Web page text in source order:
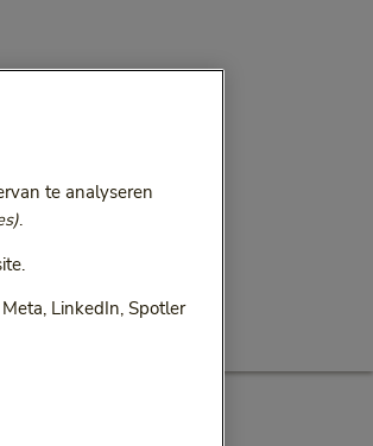
te analyseren
.
LinkedIn, Spotler